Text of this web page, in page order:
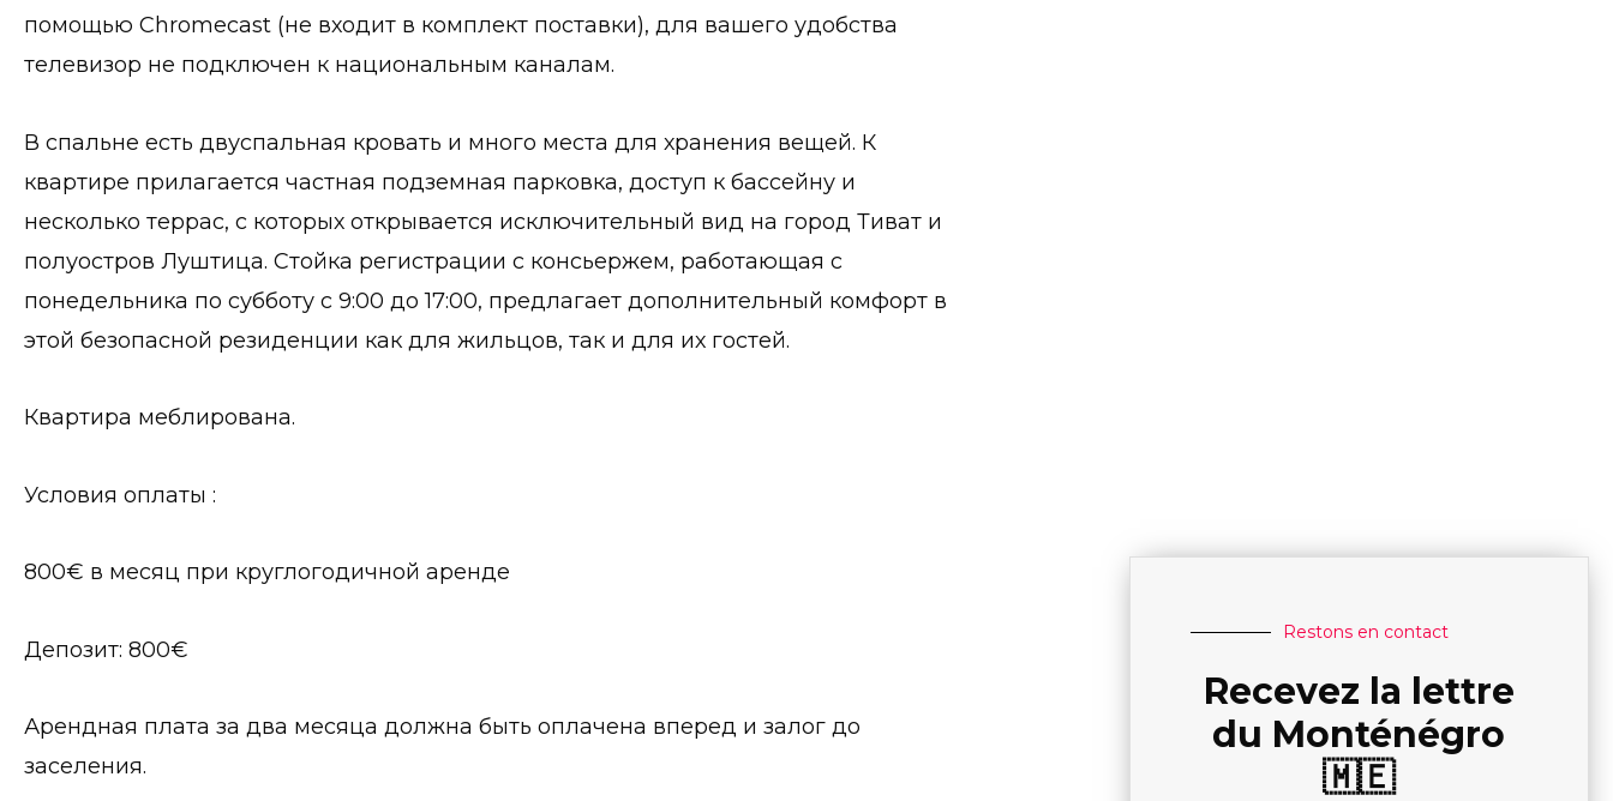
помощью Chromecast (не входит в комплект поставки), для вашего удобства
телевизор не подключен к национальным каналам.
В спальне есть двуспальная кровать и много места для хранения вещей. К
квартире прилагается частная подземная парковка, доступ к бассейну и
несколько террас, с которых открывается исключительный вид на город Тиват и
полуостров Луштица. Стойка регистрации с консьержем, работающая с
понедельника по субботу с 9:00 до 17:00, предлагает дополнительный комфорт в
этой безопасной резиденции как для жильцов, так и для их гостей.
Квартира меблирована.
Условия оплаты :
800€ в месяц при круглогодичной аренде
Депозит: 800€
Арендная плата за два месяца должна быть оплачена вперед и залог до
заселения.
Restons en contact
Recevez la lettre
du Monténégro
🇲🇪